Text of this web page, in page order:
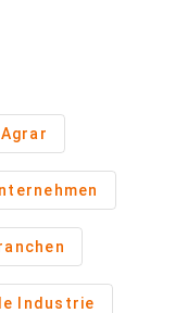
Agrar
Industrie